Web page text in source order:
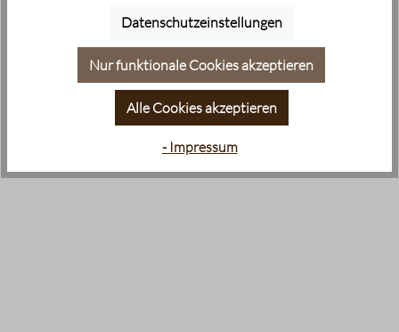
Datenschutzeinstellungen
Nur funktionale Cookies akzeptieren
Alle Cookies akzeptieren
- Impressum